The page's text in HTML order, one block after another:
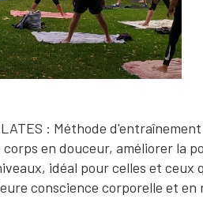
: Méthode
en douceur, améliorer la
idéal pour celles et
conscience corporelle et en